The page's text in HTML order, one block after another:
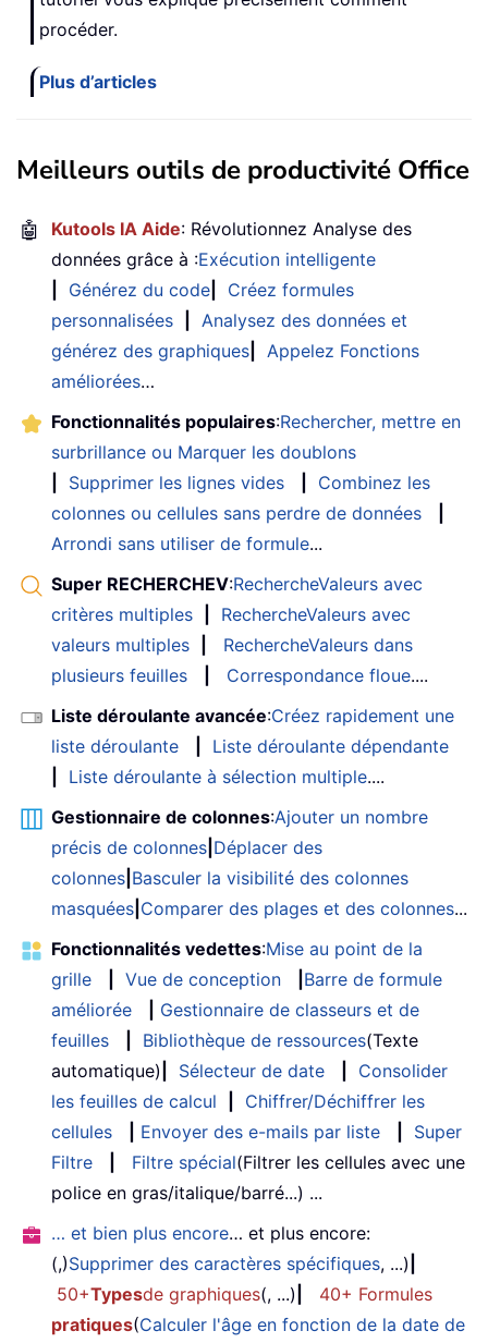
procéder.
Plus d’articles
Meilleurs outils de productivité Office
🤖 Kutools IA Aide: Révolutionnez Analyse des
données grâce à :Exécution intelligente
Générez du code
Créez formules
personnalisées
Analysez des données et
générez des graphiques
Appelez Fonctions
améliorées…
Fonctionnalités populaires:Rechercher, mettre en
surbrillance ou Marquer les doublons
Supprimer les lignes vides
Combinez les
colonnes ou cellules sans perdre de données
Arrondi sans utiliser de formule...
Super RECHERCHEV:RechercheValeurs avec
critères multiples
RechercheValeurs avec
valeurs multiples
RechercheValeurs dans
plusieurs feuilles
Correspondance floue....
Liste déroulante avancée:Créez rapidement une
liste déroulante
Liste déroulante dépendante
Liste déroulante à sélection multiple....
Gestionnaire de colonnes:Ajouter un nombre
précis de colonnes Déplacer des
colonnes Basculer la visibilité des colonnes
masquées Comparer des plages et des colonnes...
Fonctionnalités vedettes:Mise au point de la
grille
Vue de conception
Barre de formule
améliorée
Gestionnaire de classeurs et de
feuilles
Bibliothèque de ressources(Texte
automatique)
Sélecteur de date
Consolider
les feuilles de calcul
Chiffrer/Déchiffrer les
cellules
Envoyer des e-mails par liste
Super
Filtre
Filtre spécial(Filtrer les cellules avec une
police en gras/italique/barré...) ...
… et bien plus encore… et plus encore:
(,)Supprimer des caractères spécifiques, ...)
50+Typesde graphiques(, ...)
40+ Formules
pratiques(Calculer l'âge en fonction de la date de